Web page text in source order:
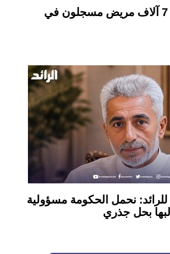
هيئة الكلى: أكثر من 7 آلاف مريض مسجلون في
نحمل الحكومة مسؤولية
بحل جذري